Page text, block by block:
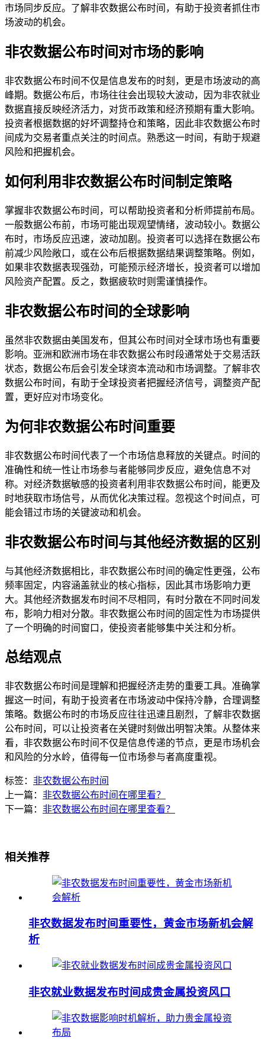
市场同步反应。了解非农数据公布时间，有助于投资者抓住市
场波动的机会。
非农数据公布时间对市场的影响
非农数据公布时间不仅是信息发布的时刻，更是市场波动的高
峰期。数据公布后，市场往往会出现较大波动，因为非农就业
数据直接反映经济活力，对货币政策和经济预期有重大影响。
投资者根据数据的好坏调整持仓和策略，因此非农数据公布时
间成为交易者重点关注的时间点。熟悉这一时间，有助于规避
风险和把握机会。
如何利用非农数据公布时间制定策略
掌握非农数据公布时间，可以帮助投资者和分析师提前布局。
一般数据公布前，市场可能出现观望情绪，波动较小。数据公
布时，市场反应迅速，波动加剧。投资者可以选择在数据公布
前减少风险敞口，或在公布后根据数据结果调整策略。例如，
如果非农数据表现强劲，可能预示经济增长，投资者可以增加
风险资产配置。反之，数据疲软时则需谨慎操作。
非农数据公布时间的全球影响
虽然非农数据由美国发布，但其公布时间对全球市场也有重要
影响。亚洲和欧洲市场在非农数据公布时段通常处于交易活跃
状态，数据公布后会引发全球资本流动和市场调整。了解非农
数据公布时间，有助于全球投资者把握经济信号，调整资产配
置，更好应对市场变化。
为何非农数据公布时间重要
非农数据公布时间代表了一个市场信息释放的关键点。时间的
准确性和统一性让市场参与者能够同步反应，避免信息不对
称。对经济数据敏感的投资者利用非农数据公布时间，能更及
时地获取市场信号，从而优化决策过程。忽视这个时间点，可
能会错过市场的关键波动和机会。
非农数据公布时间与其他经济数据的区别
与其他经济数据相比，非农数据公布时间的确定性更强，公布
频率固定，内容涵盖就业的核心指标，因此其市场影响力更
大。其他经济数据发布时间不尽相同，有时分散在不同时间发
布，影响力相对分散。非农数据公布时间的固定性为市场提供
了一个明确的时间窗口，使投资者能够集中关注和分析。
总结观点
非农数据公布时间是理解和把握经济走势的重要工具。准确掌
握这一时间，有助于投资者在市场波动中保持冷静，合理调整
策略。数据公布时的市场反应往往迅速且剧烈，了解非农数据
公布时间，可以让投资者在关键时刻做出明智决策。从整体来
看，非农数据公布时间不仅是信息传递的节点，更是市场机会
和风险的分水岭，值得每一位市场参与者高度重视。
标签： 非农数据公布时间
上一篇： 非农数据公布时间在哪里看？
下一篇： 非农数据公布时间在哪里查看？
相关推荐
非农数据发布时间重要性，黄金市场新机会解
析
非农就业数据发布时间成贵金属投资风口